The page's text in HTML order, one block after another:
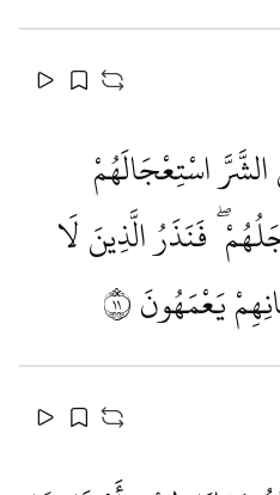
اسْتِعْجَالَهُمْ
فَنَذَرُ الَّذِينَ لَا
يَعْمَهُونَ١١